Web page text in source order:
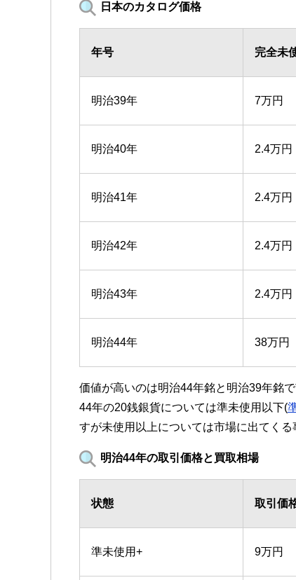
日本のカタログ価格
年号 完全未
明治39年 7万円
明治40年 2.4万円
明治41年 2.4万円
明治42年 2.4万円
明治43年 2.4万円
明治44年 38万円
価値が高いのは明治44年銘と明治39年銘
44年の20銭銀貨については準未使用以下(
すが未使用以上については市場に出てくる
明治44年の取引価格と買取相場
状態 取引価
準未使用+ 9万円